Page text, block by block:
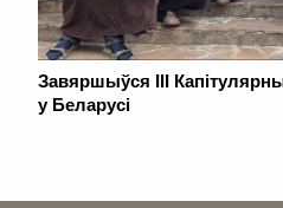
Завяршыўся III
у Беларусі